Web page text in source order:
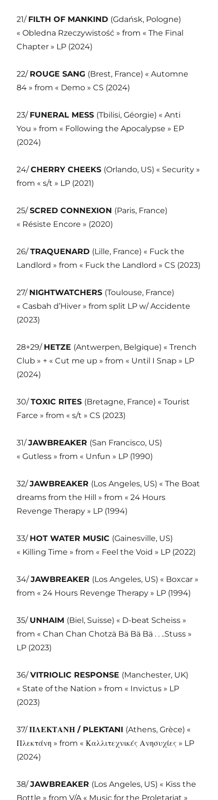
21/ FILTH OF MANKIND (Gdańsk, Pologne)
« Obledna Rzeczywistość » from « The Final
Chapter » LP (2024)
22/ ROUGE SANG (Brest, France) « Automne
84 » from « Demo » CS (2024)
23/ FUNERAL MESS (Tbilisi, Géorgie) « Anti
You » from « Following the Apocalypse » EP
(2024)
24/CHERRY CHEEKS (Orlando, US) « Security »
from « s/t » LP (2021)
25/SCRED CONNEXION (Paris, France)
« Résiste Encore » (2020)
26/TRAQUENARD (Lille, France) « Fuck the
Landlord » from « Fuck the Landlord » CS (2023)
27/ NIGHTWATCHERS (Toulouse, France)
« Casbah d’Hiver » from split LP w/ Accidente
(2023)
28+29/ HETZE (Antwerpen, Belgique) « Trench
Club » + « Cut me up » from « Until I Snap » LP
(2024)
30/TOXIC RITES (Bretagne, France) « Tourist
Farce » from « s/t » CS (2023)
31/JAWBREAKER (San Francisco, US)
« Gutless » from « Unfun » LP (1990)
32/JAWBREAKER (Los Angeles, US) « The Boat
dreams from the Hill » from « 24 Hours
Revenge Therapy » LP (1994)
33/ HOT WATER MUSIC (Gainesville, US)
« Killing Time » from « Feel the Void » LP (2022)
34/JAWBREAKER (Los Angeles, US) « Boxcar »
from « 24 Hours Revenge Therapy » LP (1994)
35/ UNHAIM (Biel, Suisse) « D-beat Scheiss »
from « Chan Chan Chotzä Bä Bä Bä . . ..Stuss »
LP (2023)
36/VITRIOLIC RESPONSE (Manchester, UK)
« State of the Nation » from « Invictus » LP
(2023)
37/ΠΛΕΚΤΑΝΗ / PLEKTANI (Athens, Grèce) «
Πλεκτάνη » from « Καλλιτεχνικές Ανησυχίες » LP
(2024)
38/JAWBREAKER (Los Angeles, US) « Kiss the
Bottle » from V/A « Music for the Proletariat »